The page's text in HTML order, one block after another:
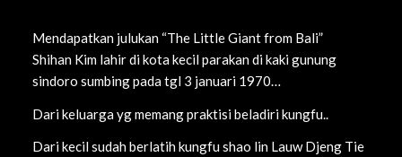
Mendapatkan julukan “The Little Giant from Bali”
Shihan Kim lahir di kota kecil parakan di kaki gunung
sindoro sumbing pada tgl 3 januari 1970…
Dari keluarga yg memang praktisi beladiri kungfu..
Dari kecil sudah berlatih kungfu shao lin Lauw Djeng Tie